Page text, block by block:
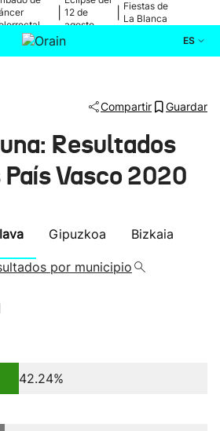
12 de
agosto
Fiestas de
La Blanca
ES
Cultura
Compartir Guardar
Resultados
Vasco 2020
Gipuzkoa Bizkaia
por municipio
42.24%